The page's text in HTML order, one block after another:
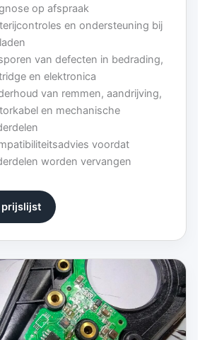
op afspraak
en ondersteuning bij
van defecten in bedrading,
en elektronica
van remmen, aandrijving,
en mechanische
voordat
worden vervangen
prijslijst